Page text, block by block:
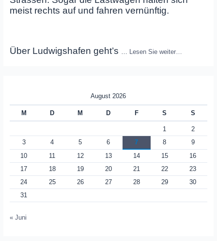
meist rechts auf und fahren vernünftig.
Über Ludwigshafen geht’s … Lesen Sie weiter…
August 2026
M D M D F S S
1
2
3
4 5 6 7 8
9
10
11 12 13 14 15
16
17
18 19 20 21 22
23
24
25 26 27 28 29
30
31
« Juni